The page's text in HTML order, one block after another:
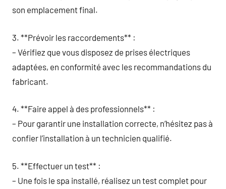
son emplacement final.
3. **Prévoir les raccordements** :
– Vérifiez que vous disposez de prises électriques
adaptées, en conformité avec les recommandations du
fabricant.
4. **Faire appel à des professionnels** :
– Pour garantir une installation correcte, n’hésitez pas à
confier l’installation à un technicien qualifié.
5. **Effectuer un test** :
– Une fois le spa installé, réalisez un test complet pour